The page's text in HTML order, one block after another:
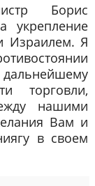
Борис
Израилем. Я
дальнейшему
торговли,
нашими
Вам и
в своем